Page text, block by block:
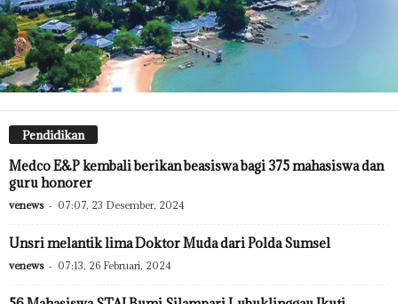
Pendidikan
Medco E&P kembali berikan beasiswa bagi 375 mahasiswa dan
guru honorer
venews - 07:07, 23 Desember, 2024
Unsri melantik lima Doktor Muda dari Polda Sumsel
venews - 07:13, 26 Februari, 2024